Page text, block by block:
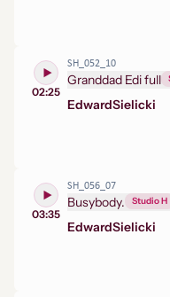
02:25
SH_052_10
Granddad Edi full
EdwardSielicki
03:35
SH_056_07
Busybody. Studio H
EdwardSielicki